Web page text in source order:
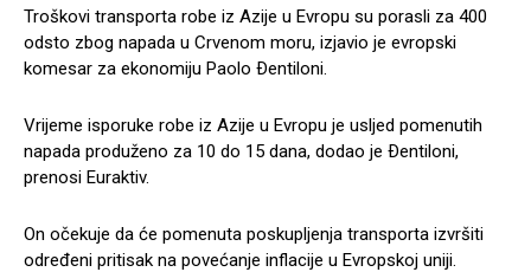
Troškovi transporta robe iz Azije u Evropu su porasli za 400
odsto zbog napada u Crvenom moru, izjavio je evropski
komesar za ekonomiju Paolo Ðentiloni.
Vrijeme isporuke robe iz Azije u Evropu je usljed pomenutih
napada produženo za 10 do 15 dana, dodao je Ðentiloni,
prenosi Euraktiv.
On očekuje da će pomenuta poskupljenja transporta izvršiti
određeni pritisak na povećanje inflacije u Evropskoj uniji.